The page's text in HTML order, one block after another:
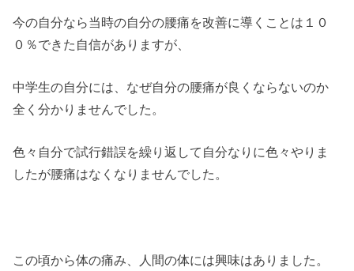
今の自分なら当時の自分の腰痛を改善に導くことは１０
０％できた自信がありますが、
中学生の自分には、なぜ自分の腰痛が良くならないのか
全く分かりませんでした。
色々自分で試行錯誤を繰り返して自分なりに色々やりま
したが腰痛はなくなりませんでした。
この頃から体の痛み、人間の体には興味はありました。